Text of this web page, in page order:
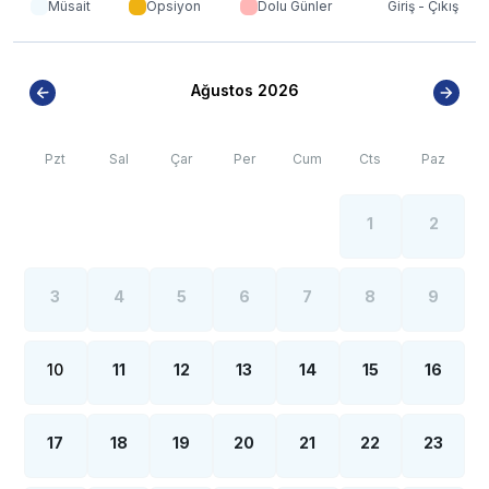
olsa internet, elektrik ve su kesintileri yaşanabilmektedir.
Müsait Opsiyon Dolu Günler Giriş - Çıkış
Ağustos 2026
Pzt Sal Çar Per Cum Cts Paz
1 2
3 4 5 6 7 8 9
10 11 12 13 14 15 16
17 18 19 20 21 22 23